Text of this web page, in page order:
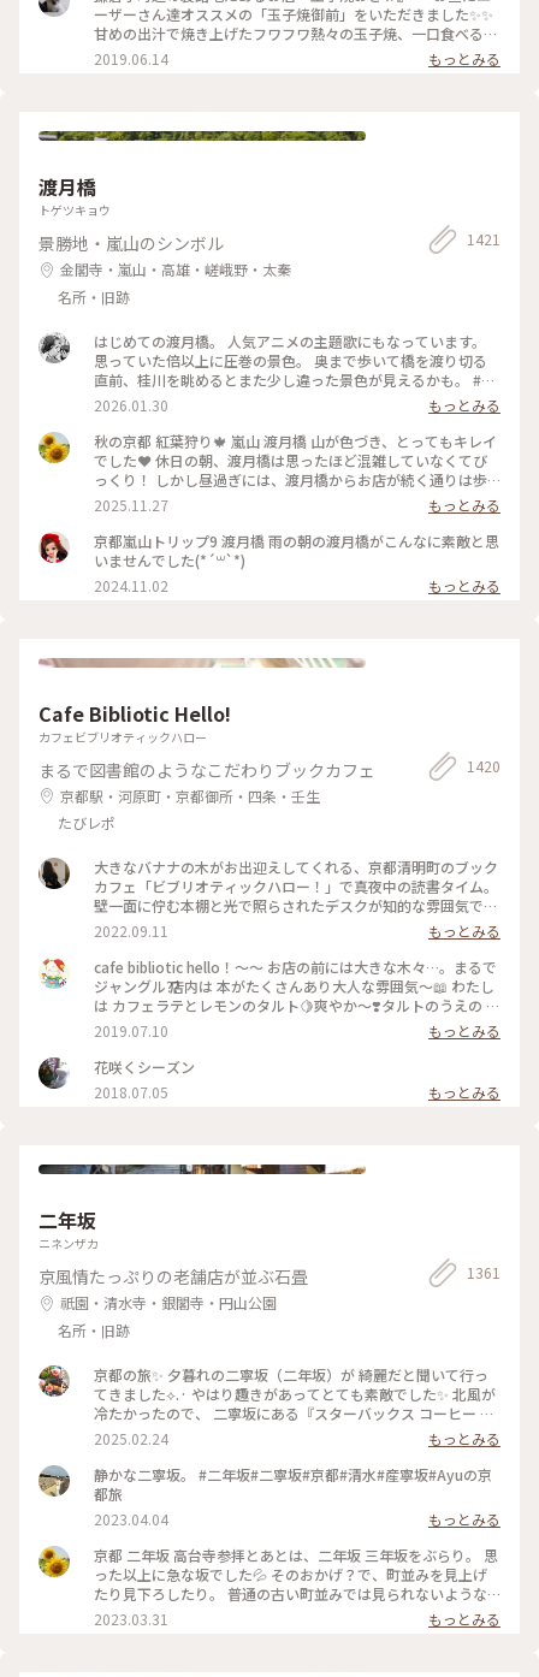
た、食べに行きたいな～ #神奈川 #鎌倉 #玉子焼き #おざわ #御
膳 #名店 #小町通り #裏 #過去
ーザーさん達オススメの「玉子焼御前」をいただきました✨✨
甘めの出汁で焼き上げたフワフワ熱々の玉子焼、一口食べると
旨味がジュワーッと広がります😆 この味は絶対家で再現でき
ない美味しさです🌟 ・ ちなみに、ご飯の上の昆布もいいお
倉 #小町通り
2019.06.14 もっとみる
渡月橋
トゲツキョウ
景勝地・嵐山のシンボル
金閣寺・嵐山・高雄・嵯峨野・太秦
名所・旧跡
1421
はじめての渡月橋。 人気アニメの主題歌にもなっています。
思っていた倍以上に圧巻の景色。 奥まで歩いて橋を渡り切る
直前、桂川を眺めるとまた少し違った景色が見えるかも。 #渡
月橋 #嵐山 #京都旅行 #嵐電 #京都観光
2026.01.30
もっとみる
秋の京都 紅葉狩り🍁 嵐山 渡月橋 山が色づき、とってもキレイ
でした❤️ 休日の朝、渡月橋は思ったほど混雑していなくてび
っくり！ しかし昼過ぎには、渡月橋からお店が続く通りは歩
行者天国になり多くの人でごったがえし、ボート乗り場では長
蛇の列で60分待ちになってました😳 2025.11.23 #渡月橋 #紅
葉 #嵐山 #京都 #ことりっぷ #秋の装い
2025.11.27
もっとみる
京都嵐山トリップ9 渡月橋 雨の朝の渡月橋がこんなに素敵と思
いませんでした(*´꒳`*)
2024.11.02
もっとみる
Cafe Bibliotic Hello!
カフェビブリオティックハロー
まるで図書館のようなこだわりブックカフェ
京都駅・河原町・京都御所・四条・壬生
たびレポ
1420
大きなバナナの木がお出迎えしてくれる、京都清明町のブック
カフェ「ビブリオティックハロー！」で真夜中の読書タイム。
壁一面に佇む本棚と光で照らされたデスクが知的な雰囲気で、
これぞ大人カフェでした。2階に貫けている本棚を見に行く
と、ちょっとスケスケの渡り廊下でスリリング。スイーツもド
リンクも美味しくて、夜遅くまでやっているのも嬉しくて。。
これは出張の度に立ち寄りそうです。築150年以上の町屋をリ
ノベしたというところも見応えあり。観光というよりも、ロー
カルに寄り添っているようで温かい空気も感じました。 #私の
ことりっぷ2022 #Myことりっぷ #京都カフェ #ブックカフ
ェ #読書 #ガトーショコラ #コーヒー
2022.09.11
もっとみる
cafe bibliotic hello！〜〜 お店の前には大きな木々…。まるで
ジャングル⁇ 店内は 本がたくさんあり大人な雰囲気〜📖 わたし
は カフェラテとレモンのタルト🍋爽やか〜❣️タルトのうえの レ
モンのドライフルーツがめちゃくちゃ美味しい❣️ カフェの横で
は パンも販売してます。こちらも魅力的でしたが またの機会
に〜 #京都#カフェ#レモンタルト
2019.07.10
もっとみる
花咲くシーズン
2018.07.05
もっとみる
二年坂
ニネンザカ
京風情たっぷりの老舗店が並ぶ石畳
祇園・清水寺・銀閣寺・円山公園
名所・旧跡
1361
京都の旅✨ 夕暮れの二寧坂（二年坂）が 綺麗だと聞いて行っ
てきました︎︎⟡.· やはり趣きがあってとても素敵でした✨ 北風が
冷たかったので、 二寧坂にある『スターバックス コーヒー 京
都二寧坂ヤサカ茶屋店』さんへ行き コーヒーであたたまりま
した☕️✨ 抹茶バターサンドも美味しかった♡ こちらのスタバ
は、 築100年を超える伝統的な日本家屋の店舗で、 畳の間で
コーヒー体験が楽しめます。 私の隣にいた観光客さんが、 畳
の間はどこかと聞いてこられたので こちらですよとお伝えし
ました😊 観光客さんは「ここに来るのが 夢だったんです✨」
と話していました。 その気持ちがよくわかります。 とても素
敵なスタバでした⟡.·*. のんびりと散策が楽しい 夕暮れのニ寧
坂でした(˶ˊᵕˋ˵)✨ #二寧坂 #二年坂 #京都 #京都旅 #スターバ
ックスコーヒー京都二寧坂ヤサカ茶屋店 #スタバ #ぽかぽか #
夕暮れの二寧坂
2025.02.24
もっとみる
静かな二寧坂。 #二年坂#二寧坂#京都#清水#産寧坂#Ayuの京
都旅
2023.04.04
もっとみる
京都 二年坂 高台寺参拝とあとは、二年坂 三年坂をぶらり。 思
った以上に急な坂でした💦 そのおかげ？で、町並みを見上げ
たり見下ろしたり。 普通の古い町並みでは見られないような
風景でした。 そして、見たかった町並み越しの五重塔✨ ちょ
うどお庭からしだれ桜の枝が出ていて、フォトスポットになっ
2023.03.31 もっとみる